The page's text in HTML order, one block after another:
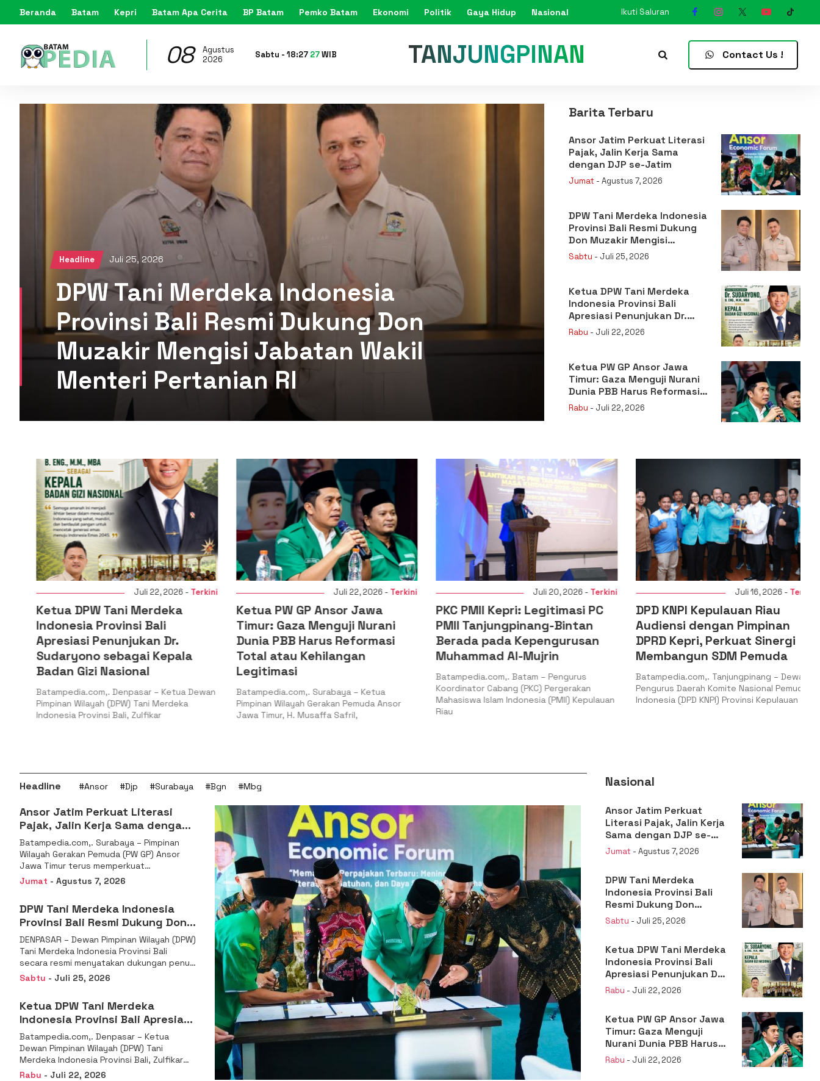
Beranda Batam Kepri Batam Apa Cerita BP Batam Pemko Batam Ekonomi Politik Gaya Hidup Nasional Ikuti Saluran
08
Agustus
2026
Sabtu -18:27 29WIB KARIMUN Contact Us !
Headline Juli 25, 2026
DPW Tani Merdeka Indonesia
Provinsi Bali Resmi Dukung Don
Muzakir Mengisi Jabatan Wakil
Menteri Pertanian RI
Barita Terbaru
Ansor Jatim Perkuat Literasi
Pajak, Jalin Kerja Sama
dengan DJP se-Jatim
Jumat - Agustus 7, 2026
DPW Tani Merdeka Indonesia
Provinsi Bali Resmi Dukung
Don Muzakir Mengisi
Jabatan Wakil Menteri
Pertanian RI
Sabtu - Juli 25, 2026
Ketua DPW Tani Merdeka
Indonesia Provinsi Bali
Apresiasi Penunjukan Dr.
Sudaryono sebagai Kepala
Badan Gizi Nasional
Rabu - Juli 22, 2026
Ketua PW GP Ansor Jawa
Timur: Gaza Menguji Nurani
Dunia PBB Harus Reformasi
Total atau Kehilangan
Rabu - Juli 22, 2026
Juli 22, 2026 -Terkini
Ketua DPW Tani Merdeka
Indonesia Provinsi Bali
Apresiasi Penunjukan Dr.
Sudaryono sebagai Kepala
Badan Gizi Nasional
Batampedia.com,. Denpasar – Ketua Dewan
Pimpinan Wilayah (DPW) Tani Merdeka
Indonesia Provinsi Bali, Zulfikar
Juli 22, 2026 -Terkini
Ketua PW GP Ansor Jawa
Timur: Gaza Menguji Nurani
Dunia PBB Harus Reformasi
Total atau Kehilangan
Legitimasi
Batampedia.com,. Surabaya – Ketua
Pimpinan Wilayah Gerakan Pemuda Ansor
Jawa Timur, H. Musaffa Safril,
Juli 20, 2026 -Terkini
PKC PMII Kepri: Legitimasi PC
PMII Tanjungpinang-Bintan
Berada pada Kepengurusan
Muhammad Al-Mujrin
Batampedia.com,. Batam – Pengurus
Koordinator Cabang (PKC) Pergerakan
Mahasiswa Islam Indonesia (PMII) Kepulauan
Juli 16, 2026 -Terkini
DPD KNPI Kepulauan Riau
Audiensi dengan Pimpinan
DPRD Kepri, Perkuat Sinergi
Membangun SDM Pemuda
Batampedia.com,. Tanjungpinang – Dewan
Pengurus Daerah Komite Nasional Pemuda
Indonesia (DPD KNPI) Provinsi Kepulauan
Headline #Ansor #Djp #Surabaya #Bgn #Mbg
Ansor Jatim Perkuat Literasi
Pajak, Jalin Kerja Sama dengan
DJP se-Jatim
Batampedia.com,. Surabaya – Pimpinan
Wilayah Gerakan Pemuda (PW GP) Ansor
Jawa Timur terus memperkuat
komitmennya dalam membangun
kemandirian ekonomi
Jumat - Agustus 7, 2026
DPW Tani Merdeka Indonesia
Provinsi Bali Resmi Dukung Don
Muzakir Mengisi Jabatan Wakil
Menteri Pertanian RI
DENPASAR – Dewan Pimpinan Wilayah (DPW)
Tani Merdeka Indonesia Provinsi Bali
secara resmi menyatakan dukungan penuh
kepada Ketua Umum
Sabtu - Juli 25, 2026
Ketua DPW Tani Merdeka
Indonesia Provinsi Bali Apresiasi
Penunjukan Dr. Sudaryono
sebagai Kepala Badan Gizi
Nasional
Batampedia.com,. Denpasar – Ketua
Dewan Pimpinan Wilayah (DPW) Tani
Merdeka Indonesia Provinsi Bali, Zulfikar
Wijaya, S.E., menyampaikan ucapan
Rabu - Juli 22, 2026
Nasional
Ansor Jatim Perkuat
Literasi Pajak, Jalin Kerja
Sama dengan DJP se-
Jatim
Jumat - Agustus 7, 2026
DPW Tani Merdeka
Indonesia Provinsi Bali
Resmi Dukung Don
Muzakir Mengisi Jabatan
Wakil Menteri Pertanian
Sabtu - Juli 25, 2026
Ketua DPW Tani Merdeka
Indonesia Provinsi Bali
Apresiasi Penunjukan Dr.
Sudaryono sebagai
Kepala Badan Gizi
Rabu - Juli 22, 2026
Ketua PW GP Ansor Jawa
Timur: Gaza Menguji
Nurani Dunia PBB Harus
Reformasi Total atau
Kehilangan Legitimasi
Rabu - Juli 22, 2026